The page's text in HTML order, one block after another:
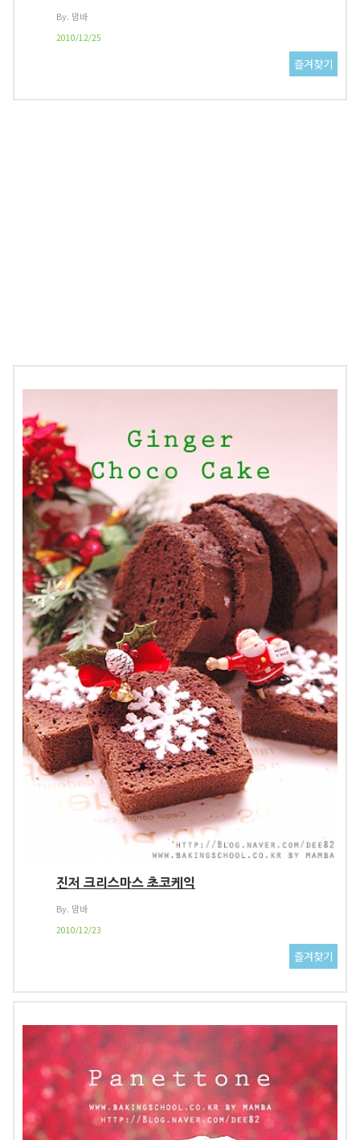
By. 맘바
2010/12/25
진저 크리스마스 초코케익
By. 맘바
2010/12/23